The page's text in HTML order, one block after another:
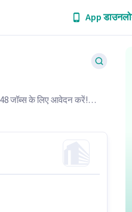
App
जॉब्स के लिए आवेदन करें!